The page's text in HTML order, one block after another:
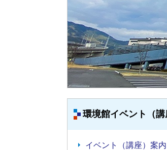
環境館イベント（講
イベント（講座）案内